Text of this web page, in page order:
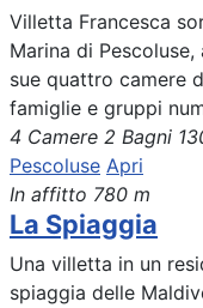
Villetta Francesca
Marina di
sue quattro camere
famiglie e gruppi
4 Camere 2 Bagni
Pescoluse Apri
In affitto 780 m
La Spiaggia
Una villetta in un
spiaggia delle